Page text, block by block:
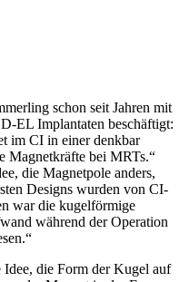
schon seit Jahren mit
EL Implantaten beschäftigt:
im CI in einer denkbar
Magnetkräfte bei MRTs.“
die Magnetpole anders,
Designs wurden von CI-
war die kugelförmige
während der Operation
die Form der Kugel auf